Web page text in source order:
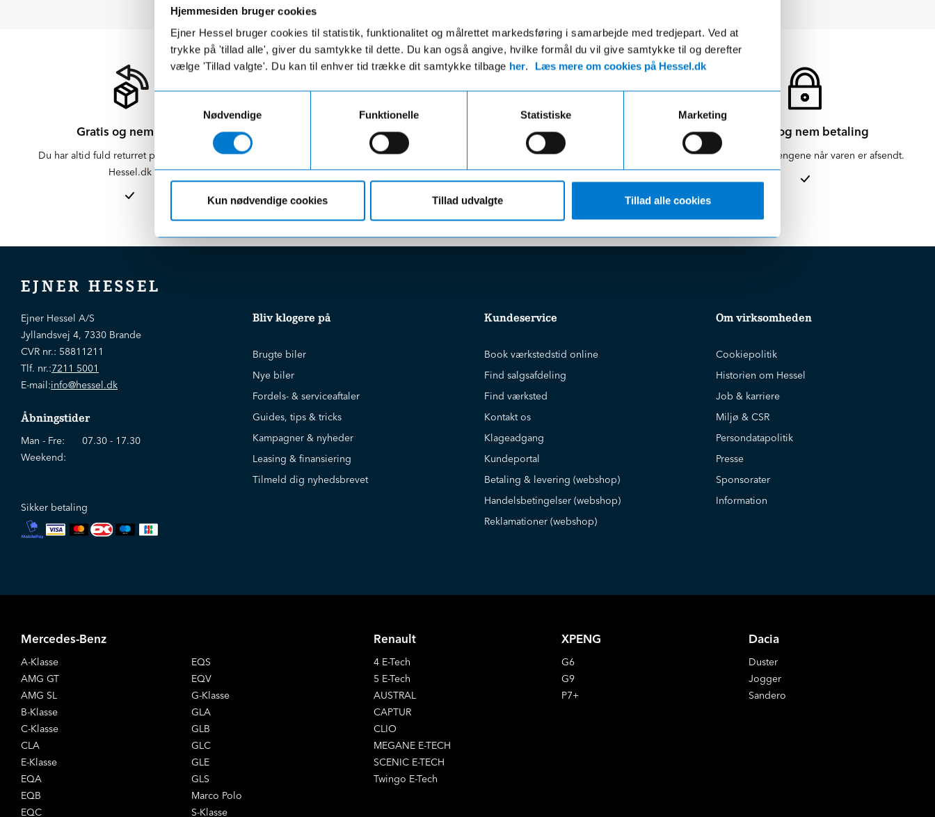
Hjemmesiden bruger cookies
Ejner Hessel bruger cookies til statistik, funktionalitet og målrettet markedsføring i samarbejde med tredjepart. Ved at
trykke på 'tillad alle', giver du samtykke til dette. Du kan også angive, hvilke formål du vil give samtykke til og derefter
vælge 'Tillad valgte'. Du kan til enhver tid trække dit samtykke tilbage her. Læs mere om cookies på Hessel.dk
Nødvendige
Funktionelle Statistiske Marketing
Kun nødvendige cookies Tillad udvalgte Tillad alle cookies
Gratis og nem retur
Du har altid fuld returret på varer købt på
Hessel.dk
Fri fragt
Der er altid fri fragt på ordre over 599,- og der
er altid gratis afhentning i en af vores
Hurtig levering
VI leverer de fleste varer inden for 1-3
hverdage
Sikker og nem betaling
Vi hæver først pengene når varen er afsendt.
EJNER HESSEL
Ejner Hessel A/S
Jyllandsvej 4, 7330 Brande
CVR nr.: 58811211
Tlf. nr.:7211 5001
E-mail:info@hessel.dk
Åbningstider
Man - Fre:
07.30 - 17.30
Weekend:
Sikker betaling
Bliv klogere på
Brugte biler
Nye biler
Fordels- & serviceaftaler
Guides, tips & tricks
Kampagner & nyheder
Leasing & finansiering
Tilmeld dig nyhedsbrevet
Kundeservice
Book værkstedstid online
Find salgsafdeling
Find værksted
Kontakt os
Klageadgang
Kundeportal
Betaling & levering (webshop)
Handelsbetingelser (webshop)
Reklamationer (webshop)
Om virksomheden
Cookiepolitik
Historien om Hessel
Job & karriere
Miljø & CSR
Persondatapolitik
Presse
Sponsorater
Information
Mercedes-Benz
A-Klasse
AMG GT
AMG SL
B-Klasse
C-Klasse
CLA
E-Klasse
EQA
EQB
EQC
EQS
EQV
G-Klasse
GLA
GLB
GLC
GLE
GLS
Marco Polo
S-Klasse
Renault
4 E-Tech
5 E-Tech
AUSTRAL
CAPTUR
CLIO
MEGANE E-TECH
SCENIC E-TECH
Twingo E-Tech
XPENG
G6
G9
P7+
Dacia
Duster
Jogger
Sandero